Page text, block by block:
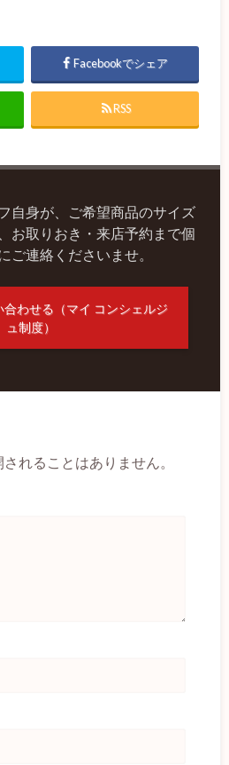
Facebookでシェア
RSS
自身が、ご希望商品のサイズ
お取りおき・来店予約まで個
ご連絡くださいませ。
合わせる（マイ コンシェルジ
ュ制度）
れることはありません。